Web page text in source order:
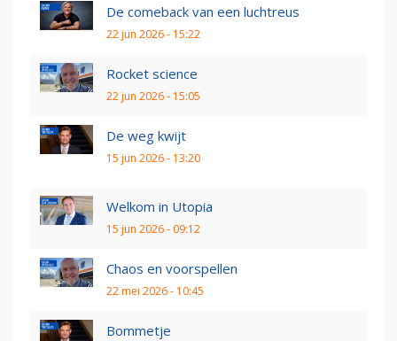
De comeback van een luchtreus
22 jun 2026 - 15:22
Rocket science
22 jun 2026 - 15:05
De weg kwijt
15 jun 2026 - 13:20
Welkom in Utopia
15 jun 2026 - 09:12
Chaos en voorspellen
22 mei 2026 - 10:45
Bommetje